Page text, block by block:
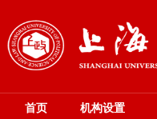
首页 机构设置